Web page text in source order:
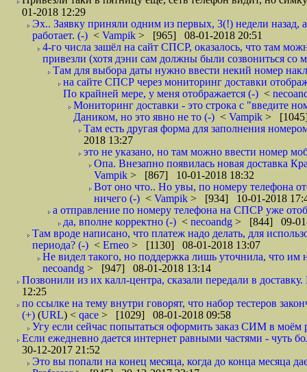
01-2018 12:29
Эх.. Заявку приняли одним из первых, 3(!) недели назад,
работает. (-) < Vampik > [965] 08-01-2018 20:51
4-го числа зашёл на сайт СПСР, оказалось, что там
привезли (хотя дэни сам должны были созвониться со
Там для выбора даты нужно ввести некий номер
на сайте СПСР через мониторинг доставки
По крайней мере, у меня отображается (-) <
Мониторинг доставки - это строка с "введите
Даником, но это явно не то (-) < Vampik >
Там есть другая форма для заполнения
2018 13:27
это не указано, но там можно ввести номер
Опа. Внезапно появилась новая доставка
Vampik > [867] 10-01-2018 18:32
Вот оно что.. Но увы, по номеру телефона
ничего (-) < Vampik > [934] 10-01-2018
а отправление по номеру телефона на СПСР уже
да, вполне корректно (-) < necoandg > [844] 09-01-
Там вроде написано, что платеж надо делать, для
периода? (-) < Erneo > [1130] 08-01-2018 13:07
Не видел такого, но поддержка лишь уточнила, что
necoandg > [947] 08-01-2018 13:14
Позвонили из их калл-центра, сказали передали в
12:25
по ссылке на тему внутри говорят, что набор тестеров
(+) (URL) < qace > [1029] 08-01-2018 09:58
Угу если сейчас попытаться оформить заказ СИМ в моём
Если ежедневно дается интернет равными частями - чуть
30-12-2017 21:52
Это вы попали на конец месяца, когда до конца месяца